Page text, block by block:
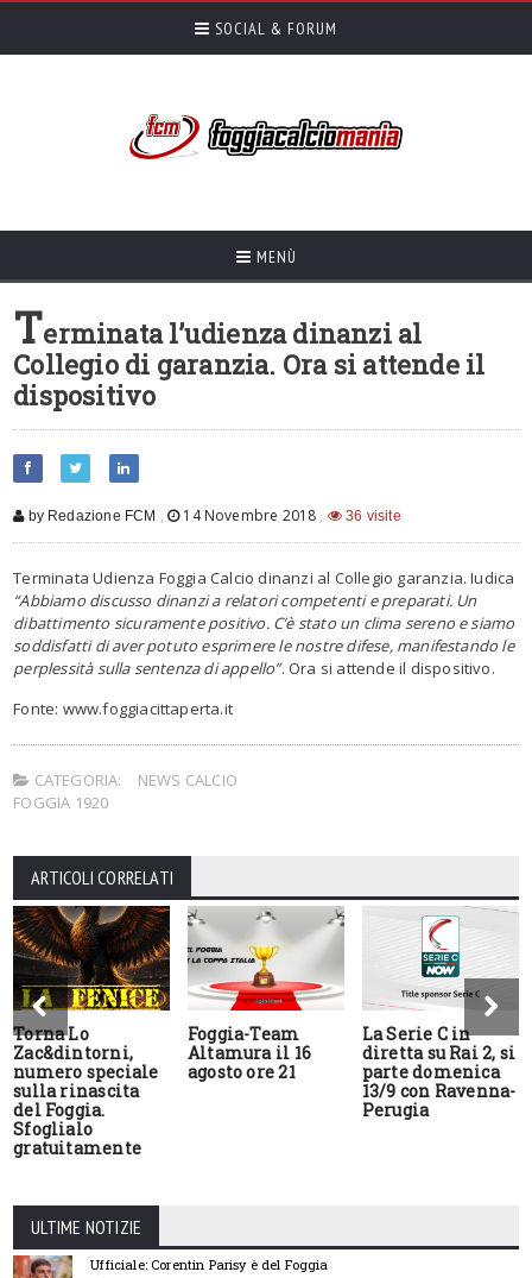
SOCIAL & FORUM
MENÙ
Terminata l’udienza dinanzi al
Collegio di garanzia. Ora si attende il
dispositivo
by Redazione FCM , 14 Novembre 2018 , 36 visite
Terminata Udienza Foggia Calcio dinanzi al Collegio garanzia. Iudica
“Abbiamo discusso dinanzi a relatori competenti e preparati. Un
dibattimento sicuramente positivo. C’è stato un clima sereno e siamo
soddisfatti di aver potuto esprimere le nostre difese, manifestando le
perplessità sulla sentenza di appello”. Ora si attende il dispositivo.
Fonte: www.foggiacittaperta.it
CATEGORIA:
NEWS CALCIO
FOGGIA 1920
ARTICOLI CORRELATI
Torna Lo
Zac&dintorni,
numero speciale
sulla rinascita
del Foggia.
Sfoglialo
gratuitamente
Foggia-Team
Altamura il 16
agosto ore 21
La Serie C in
diretta su Rai 2, si
parte domenica
13/9 con Ravenna-
Perugia
ULTIME NOTIZIE
Ufficiale: Corentin Parisy è del Foggia